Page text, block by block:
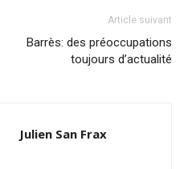
Article suivant
Barrès: des préoccupations
toujours d’actualité
Julien San Frax